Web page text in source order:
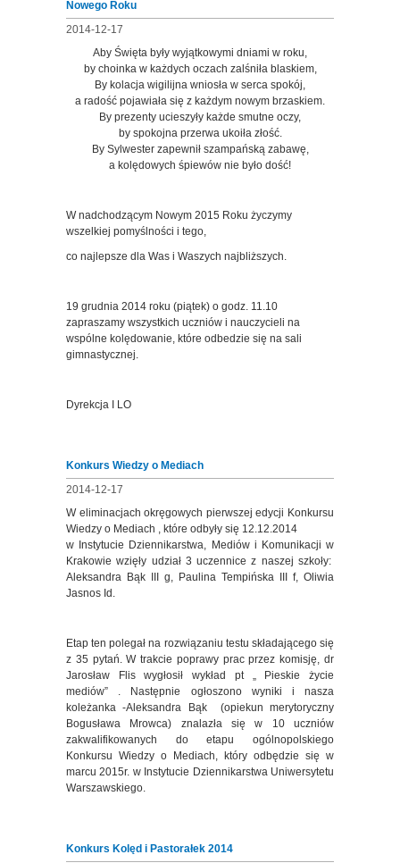
Nowego Roku
2014-12-17
Aby Święta były wyjątkowymi dniami w roku,
by choinka w każdych oczach zalśniła blaskiem,
By kolacja wigilijna wniosła w serca spokój,
a radość pojawiała się z każdym nowym brzaskiem.
By prezenty ucieszyły każde smutne oczy,
by spokojna przerwa ukoiła złość.
By Sylwester zapewnił szampańską zabawę,
a kolędowych śpiewów nie było dość!
W nadchodzącym Nowym 2015 Roku życzymy
wszelkiej pomyślności i tego,
co najlepsze dla Was i Waszych najbliższych.
19 grudnia 2014 roku (piątek) o godz. 11.10
zapraszamy wszystkich uczniów i nauczycieli na
wspólne kolędowanie, które odbedzie się na sali
gimnastycznej.
Dyrekcja I LO
Konkurs Wiedzy o Mediach
2014-12-17
W eliminacjach okręgowych pierwszej edycji Konkursu
Wiedzy o Mediach , które odbyły się 12.12.2014
w Instytucie Dziennikarstwa, Mediów i Komunikacji w
Krakowie wzięły udział 3 uczennice z naszej szkoły:
Aleksandra Bąk III g, Paulina Tempińska III f, Oliwia
Jasnos Id.
Etap ten polegał na rozwiązaniu testu składającego się
z 35 pytań. W trakcie poprawy prac przez komisję, dr
Jarosław Flis wygłosił wykład pt „ Pieskie życie
mediów” . Następnie ogłoszono wyniki i nasza
koleżanka -Aleksandra Bąk (opiekun merytoryczny
Bogusława Mrowca) znalazła się w 10 uczniów
zakwalifikowanych do etapu ogólnopolskiego
Konkursu Wiedzy o Mediach, który odbędzie się w
marcu 2015r. w Instytucie Dziennikarstwa Uniwersytetu
Warszawskiego.
Konkurs Kolęd i Pastorałek 2014